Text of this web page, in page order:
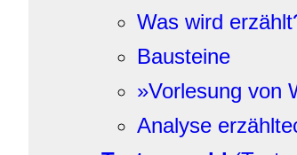
Was wird
Bausteine
»Vorlesung von
Analyse